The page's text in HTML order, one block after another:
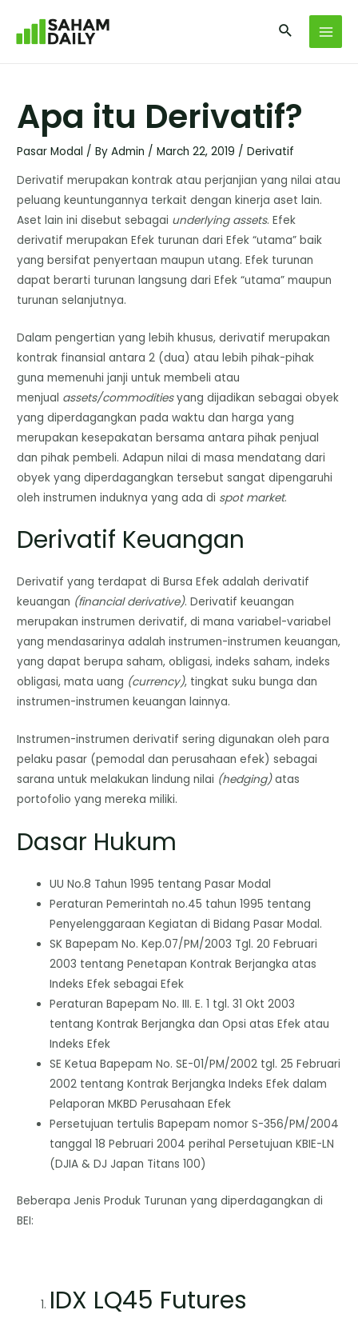
Apa itu Derivatif?
Pasar Modal / ByAdmin /March 22, 2019 /Derivatif
Derivatif merupakan kontrak atau perjanjian yang nilai atau
peluang keuntungannya terkait dengan kinerja aset lain.
Aset lain ini disebut sebagai underlying assets. Efek
derivatif merupakan Efek turunan dari Efek “utama” baik
yang bersifat penyertaan maupun utang. Efek turunan
dapat berarti turunan langsung dari Efek “utama” maupun
turunan selanjutnya.
Dalam pengertian yang lebih khusus, derivatif merupakan
kontrak finansial antara 2 (dua) atau lebih pihak-pihak
guna memenuhi janji untuk membeli atau
menjual assets/commoditiesyang dijadikan sebagai obyek
yang diperdagangkan pada waktu dan harga yang
merupakan kesepakatan bersama antara pihak penjual
dan pihak pembeli. Adapun nilai di masa mendatang dari
obyek yang diperdagangkan tersebut sangat dipengaruhi
oleh instrumen induknya yang ada di spot market.
Derivatif Keuangan
Derivatif yang terdapat di Bursa Efek adalah derivatif
keuangan (financial derivative). Derivatif keuangan
merupakan instrumen derivatif, di mana variabel-variabel
yang mendasarinya adalah instrumen-instrumen keuangan,
yang dapat berupa saham, obligasi, indeks saham, indeks
obligasi, mata uang (currency), tingkat suku bunga dan
instrumen-instrumen keuangan lainnya.
Instrumen-instrumen derivatif sering digunakan oleh para
pelaku pasar (pemodal dan perusahaan efek) sebagai
sarana untuk melakukan lindung nilai (hedging)atas
portofolio yang mereka miliki.
Dasar Hukum
UU No.8 Tahun 1995 tentang Pasar Modal
Peraturan Pemerintah no.45 tahun 1995 tentang
Penyelenggaraan Kegiatan di Bidang Pasar Modal.
SK Bapepam No. Kep.07/PM/2003 Tgl. 20 Februari
2003 tentang Penetapan Kontrak Berjangka atas
Indeks Efek sebagai Efek
Peraturan Bapepam No. III. E. 1 tgl. 31 Okt 2003
tentang Kontrak Berjangka dan Opsi atas Efek atau
Indeks Efek
SE Ketua Bapepam No. SE-01/PM/2002 tgl. 25 Februari
2002 tentang Kontrak Berjangka Indeks Efek dalam
Pelaporan MKBD Perusahaan Efek
Persetujuan tertulis Bapepam nomor S-356/PM/2004
tanggal 18 Pebruari 2004 perihal Persetujuan KBIE-LN
(DJIA & DJ Japan Titans 100)
Beberapa Jenis Produk Turunan yang diperdagangkan di
BEI:
IDX LQ45 Futures